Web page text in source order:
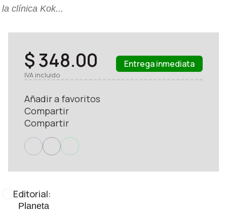
la clínica Kok...
Editorial:
Planeta
$ 348.00
IVA incluido
Entrega inmediata
Añadir a favoritos
Compartir
Compartir